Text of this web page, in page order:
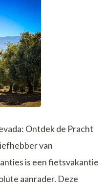
Ontdek de Pracht
van
is een fietsvakantie
aanrader. Deze